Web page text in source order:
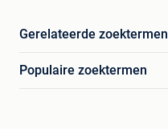
Gerelateerde zoektermen
Populaire zoektermen